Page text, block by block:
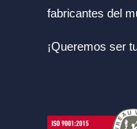
fabricantes del
¡Queremos ser